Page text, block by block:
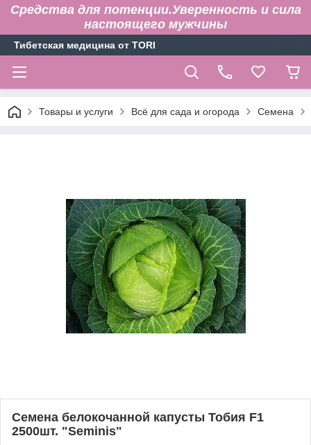
Средства для потенции.Уверенность и сила
настоящего мужчины
Тибетская медицина от TORI
Товары и услуги Всё для сада и огорода Семена
Семена белокочанной капусты Тобия F1
2500шт. "Seminis"